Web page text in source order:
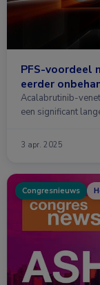
PFS-voordeel
eerder
Acalabrutinib-
een significant
3 apr. 2025
Congresnieuws